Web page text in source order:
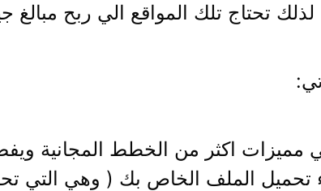
لذلك تحتاج تلك المواقع الي ربح
مميزات اكثر من الخطط المجانية
تحميل الملف الخاص بك ( وهي التي